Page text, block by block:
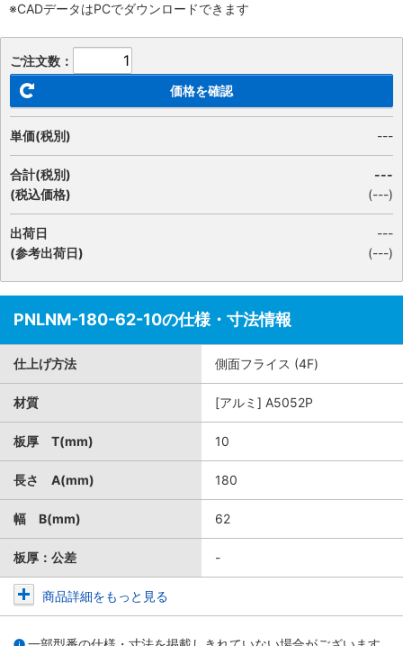
※CADデータはPCでダウンロードできます
ご注文数：
価格を確認
単価(税別) ---
合計(税別)
(税込価格)
---
(---)
出荷日
(参考出荷日)
---
(---)
PNLNM-180-62-10の仕様・寸法情報
仕上げ方法 側面フライス (4F)
材質 [アルミ] A5052P
板厚 T(mm) 10
長さ A(mm) 180
幅 B(mm) 62
板厚：公差 -
商品詳細をもっと見る